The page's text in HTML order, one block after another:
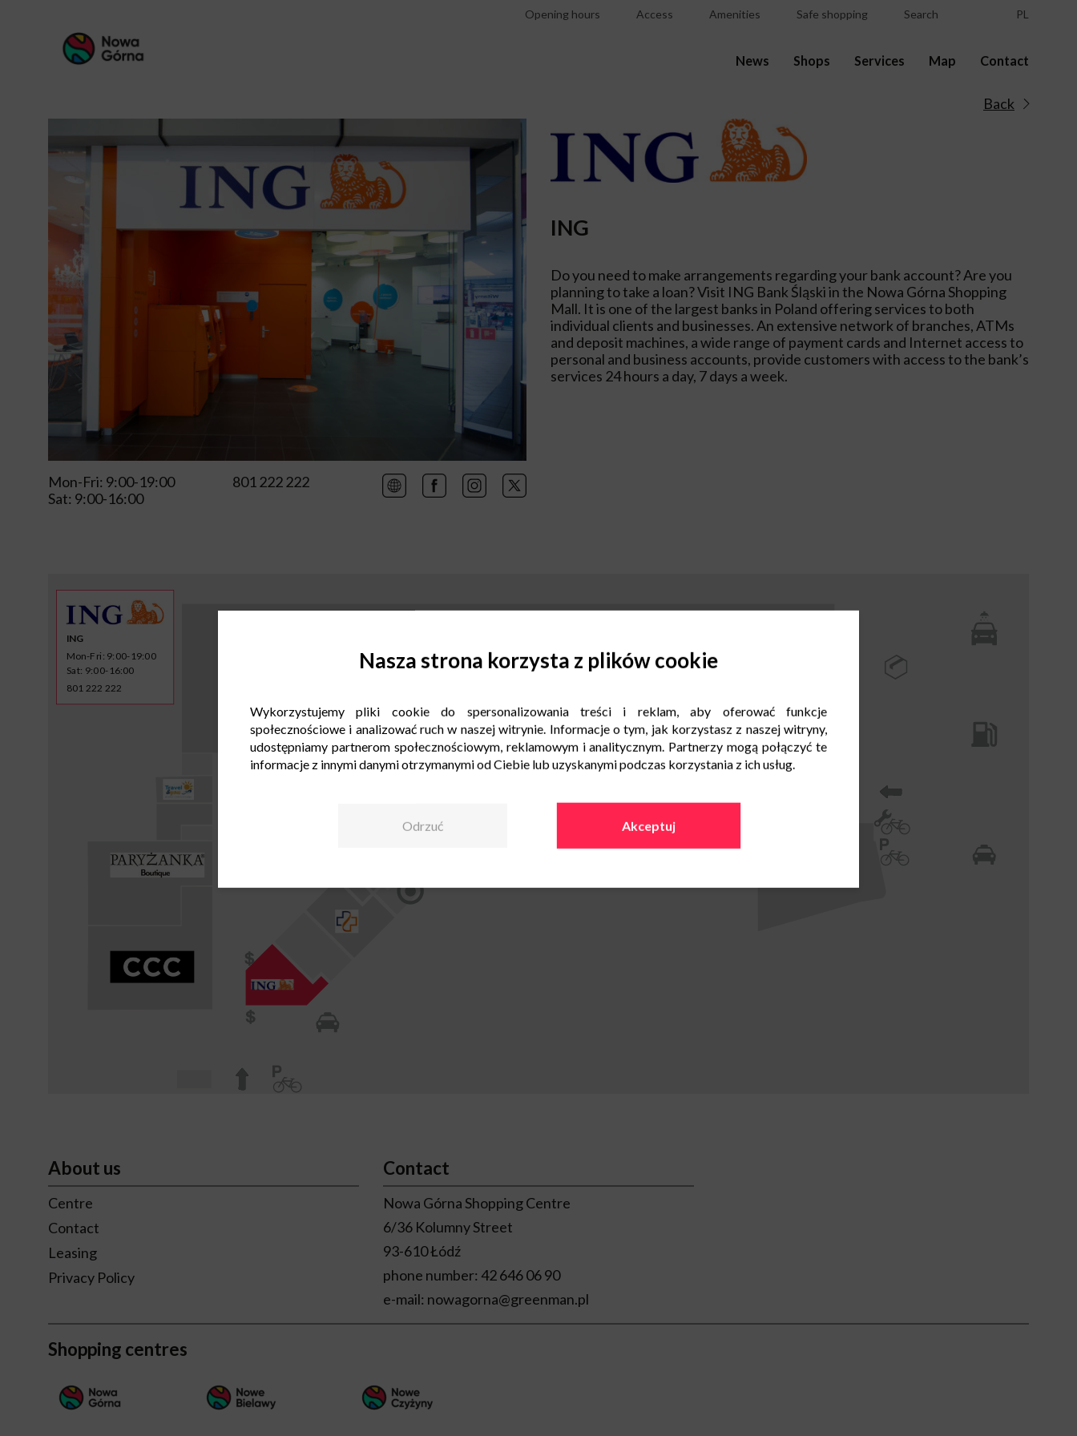
Opening hours Access Amenities Safe shopping Search PL
News Shops Services Map Contact
Back
ING
Do you need to make arrangements regarding your bank account? Are you
planning to take a loan? Visit ING Bank Śląski in the Nowa Górna Shopping
Mall. It is one of the largest banks in Poland offering services to both
individual clients and businesses. An extensive network of branches, ATMs
and deposit machines, a wide range of payment cards and Internet access to
personal and business accounts, provide customers with access to the bank’s
services 24 hours a day, 7 days a week.
Mon-Fri: 9:00-19:00
Sat: 9:00-16:00
801 222 222
ING
Mon-Fri: 9:00-19:00
Sat: 9:00-16:00
801 222 222
About us
Centre
Contact
Leasing
Privacy Policy
Contact
Nowa Górna Shopping Centre
6/36 Kolumny Street
93-610 Łódź
phone number: 42 646 06 90
e-mail: nowagorna@greenman.pl
Shopping centres
Nasza strona korzysta z plików cookie
Wykorzystujemy pliki cookie do spersonalizowania treści i reklam, aby oferować funkcje
społecznościowe i analizować ruch w naszej witrynie. Informacje o tym, jak korzystasz z naszej witryny,
udostępniamy partnerom społecznościowym, reklamowym i analitycznym. Partnerzy mogą połączyć te
informacje z innymi danymi otrzymanymi od Ciebie lub uzyskanymi podczas korzystania z ich usług.
Odrzuć Akceptuj